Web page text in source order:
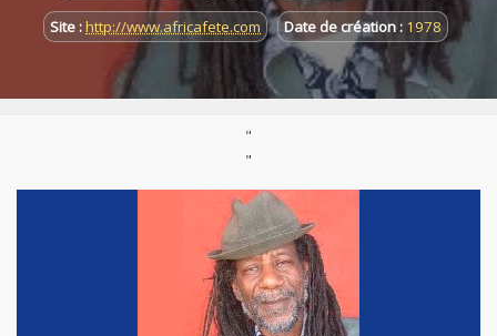
Site : http://www.africafete.com Date de création : 1978
"
"